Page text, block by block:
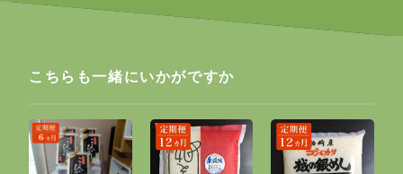
こちらも一緒にいかがですか